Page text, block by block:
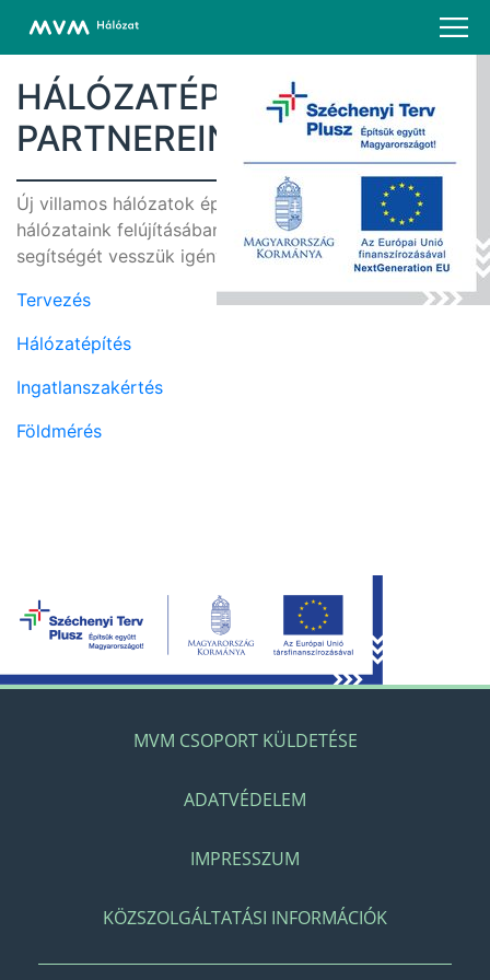
HÁLÓZATÉPÍTÉSI
PARTNEREINK
Új villamos hálózatok építésében, valamint meglévő
hálózataink felújításában a következő vállalkozások
segítségét vesszük igénybe:
Tervezés
Hálózatépítés
Ingatlanszakértés
Földmérés
MVM CSOPORT KÜLDETÉSE
ADATVÉDELEM
IMPRESSZUM
KÖZSZOLGÁLTATÁSI INFORMÁCIÓK